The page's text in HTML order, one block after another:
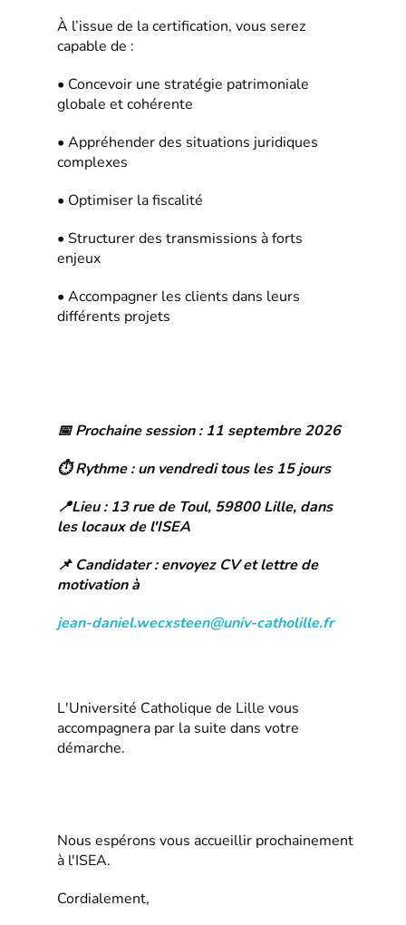
À l’issue de la certification, vous serez
capable de :
• Concevoir une stratégie patrimoniale
globale et cohérente
• Appréhender des situations juridiques
complexes
• Optimiser la fiscalité
• Structurer des transmissions à forts
enjeux
• Accompagner les clients dans leurs
différents projets
📅 Prochaine session : 11 septembre 2026
⏱️ Rythme : un vendredi tous les 15 jours
📍Lieu : 13 rue de Toul, 59800 Lille, dans
les locaux de l'ISEA
📌 Candidater : envoyez CV et lettre de
motivation à
jean-daniel.wecxsteen@univ-catholille.fr
L'Université Catholique de Lille vous
accompagnera par la suite dans votre
démarche.
Nous espérons vous accueillir prochainement
à l'ISEA.
Cordialement,